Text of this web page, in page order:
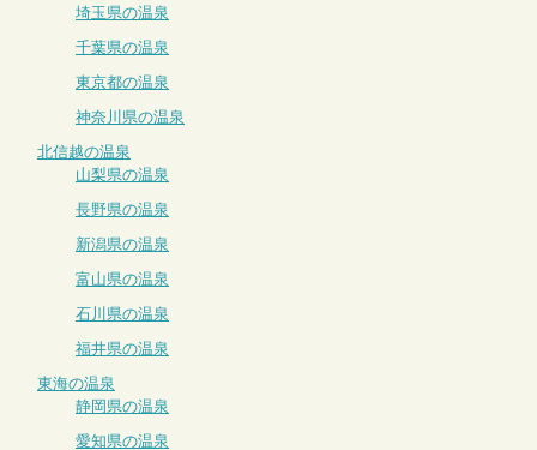
埼玉県の温泉
千葉県の温泉
東京都の温泉
神奈川県の温泉
北信越の温泉
山梨県の温泉
長野県の温泉
新潟県の温泉
富山県の温泉
石川県の温泉
福井県の温泉
東海の温泉
静岡県の温泉
愛知県の温泉